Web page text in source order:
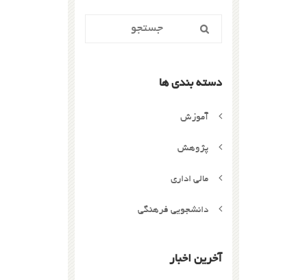
دسته بندی ها
آموزش
پژوهش
مالی اداری
دانشجویی فرهنگی
آخرین اخبار